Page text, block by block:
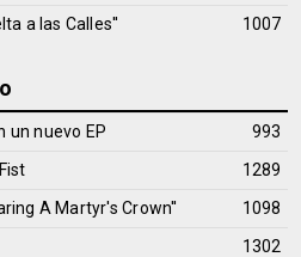
a las Calles''
1007
un nuevo EP
993
1289
A Martyr's Crown''
1098
1302